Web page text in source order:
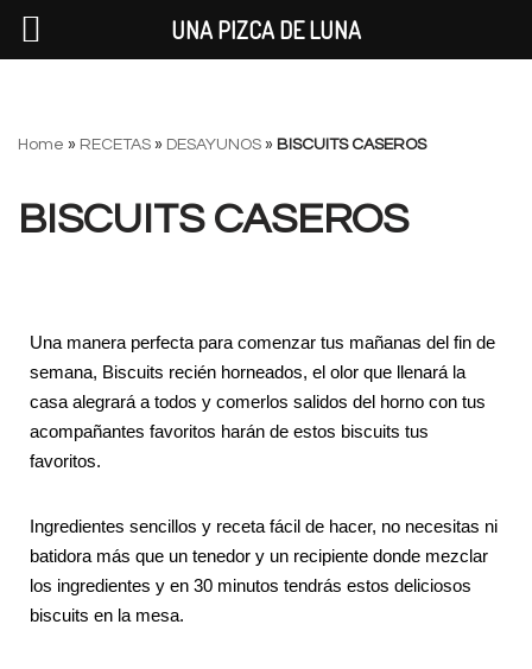
al
Home » RECETAS » DESAYUNOS » BISCUITS CASEROS
BISCUITS CASEROS
Una manera perfecta para comenzar tus mañanas del fin de
semana, Biscuits recién horneados, el olor que llenará la
casa alegrará a todos y comerlos salidos del horno con tus
acompañantes favoritos harán de estos biscuits tus
favoritos.
Ingredientes sencillos y receta fácil de hacer, no necesitas ni
batidora más que un tenedor y un recipiente donde mezclar
los ingredientes y en 30 minutos tendrás estos deliciosos
biscuits en la mesa.
UNA PIZCA DE LUNA